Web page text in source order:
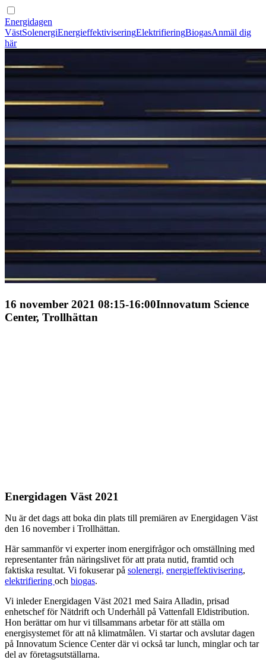
Energidagen
VästSolenergiEnergieffektiviseringElektrifieringBiogasAnmäl dig
här
16 november 2021 08:15-16:00Innovatum Science
Center, Trollhättan
Energidagen Väst 2021
Nu är det dags att boka din plats till premiären av Energidagen Väst
den 16 november i Trollhättan.
Här sammanför vi experter inom energifrågor och omställning med
representanter från näringslivet för att prata nutid, framtid och
faktiska resultat. Vi fokuserar på solenergi, energieffektivisering,
elektrifiering och biogas.
Vi inleder Energidagen Väst 2021 med Saira Alladin, prisad
enhetschef för Nätdrift och Underhåll på Vattenfall Eldistribution.
Hon berättar om hur vi tillsammans arbetar för att ställa om
energisystemet för att nå klimatmålen. Vi startar och avslutar dagen
på Innovatum Science Center där vi också tar lunch, minglar och tar
del av företagsutställarna.